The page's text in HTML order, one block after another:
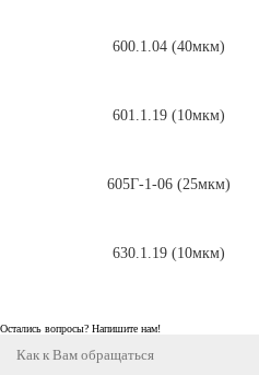
600.1.04 (40мкм)
601.1.19 (10мкм)
605Г-1-06 (25мкм)
630.1.19 (10мкм)
Остались вопросы? Напишите нам!